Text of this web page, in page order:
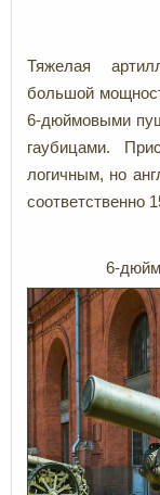
Тяжелая
большой
6-дюймовыми
гаубицами.
логичным, но
соответственно
6-